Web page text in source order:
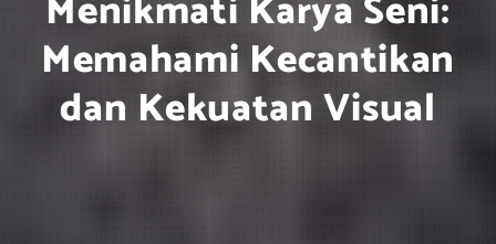
Memahami Kecantikan
dan Kekuatan Visual